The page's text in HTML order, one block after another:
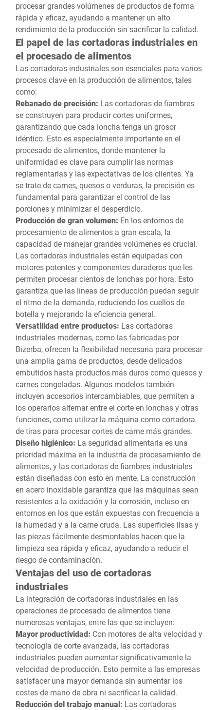
procesar grandes volúmenes de productos de forma
rápida y eficaz, ayudando a mantener un alto
rendimiento de la producción sin sacrificar la calidad.
El papel de las cortadoras industriales en
el procesado de alimentos
Las cortadoras industriales son esenciales para varios
procesos clave en la producción de alimentos, tales
como:
Rebanado de precisión: Las cortadoras de fiambres
se construyen para producir cortes uniformes,
garantizando que cada loncha tenga un grosor
idéntico. Esto es especialmente importante en el
procesado de alimentos, donde mantener la
uniformidad es clave para cumplir las normas
reglamentarias y las expectativas de los clientes. Ya
se trate de carnes, quesos o verduras, la precisión es
fundamental para garantizar el control de las
porciones y minimizar el desperdicio.
Producción de gran volumen: En los entornos de
procesamiento de alimentos a gran escala, la
capacidad de manejar grandes volúmenes es crucial.
Las cortadoras industriales están equipadas con
motores potentes y componentes duraderos que les
permiten procesar cientos de lonchas por hora. Esto
garantiza que las líneas de producción puedan seguir
el ritmo de la demanda, reduciendo los cuellos de
botella y mejorando la eficiencia general.
Versatilidad entre productos: Las cortadoras
industriales modernas, como las fabricadas por
Bizerba, ofrecen la flexibilidad necesaria para procesar
una amplia gama de productos, desde delicados
embutidos hasta productos más duros como quesos y
carnes congeladas. Algunos modelos también
incluyen accesorios intercambiables, que permiten a
los operarios alternar entre el corte en lonchas y otras
funciones, como utilizar la máquina como cortadora
de tiras para procesar cortes de carne más grandes.
Diseño higiénico: La seguridad alimentaria es una
prioridad máxima en la industria de procesamiento de
alimentos, y las cortadoras de fiambres industriales
están diseñadas con esto en mente. La construcción
en acero inoxidable garantiza que las máquinas sean
resistentes a la oxidación y la corrosión, incluso en
entornos en los que están expuestas con frecuencia a
la humedad y a la carne cruda. Las superficies lisas y
las piezas fácilmente desmontables hacen que la
limpieza sea rápida y eficaz, ayudando a reducir el
riesgo de contaminación.
Ventajas del uso de cortadoras
industriales
La integración de cortadoras industriales en las
operaciones de procesado de alimentos tiene
numerosas ventajas, entre las que se incluyen:
Mayor productividad: Con motores de alta velocidad y
tecnología de corte avanzada, las cortadoras
industriales pueden aumentar significativamente la
velocidad de producción. Esto permite a las empresas
satisfacer una mayor demanda sin aumentar los
costes de mano de obra ni sacrificar la calidad.
Reducción del trabajo manual: Las cortadoras